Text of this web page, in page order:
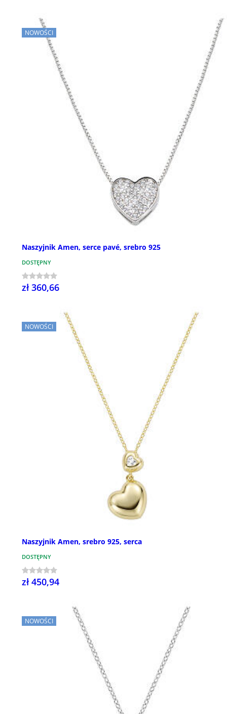
NOWOŚCI
Naszyjnik Amen, serce pavé, srebro 925
DOSTĘPNY
zł 360,66
NOWOŚCI
Naszyjnik Amen, srebro 925, serca
DOSTĘPNY
zł 450,94
NOWOŚCI